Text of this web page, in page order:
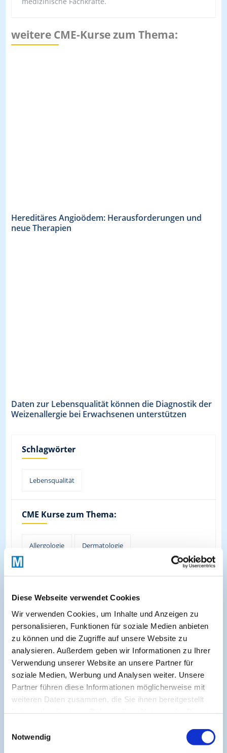
Diese Webseite verwendet Cookies
Wir verwenden Cookies, um Inhalte und Anzeigen zu
personalisieren, Funktionen für soziale Medien anbieten
zu können und die Zugriffe auf unsere Website zu
analysieren. Außerdem geben wir Informationen zu Ihrer
Verwendung unserer Website an unsere Partner für
soziale Medien, Werbung und Analysen weiter. Unsere
Partner führen diese Informationen möglicherweise mit
weiteren Daten zusammen, die Sie ihnen bereitgestellt
Notwendig
weitere CME-Kurse zum Thema:
Hereditäres Angioödem: Herausforderungen und
neue Therapien
Daten zur Lebensqualität können die Diagnostik der
Weizenallergie bei Erwachsenen unterstützen
Schlagwörter
Lebensqualität
CME Kurse zum Thema:
Allergologie Dermatologie
Kinder- & Jugendmedizin Nahrungsmittelallergien
About
Cogitando-GmbH
c/o CME-Verlag Medcram
Im Birnengarten 7